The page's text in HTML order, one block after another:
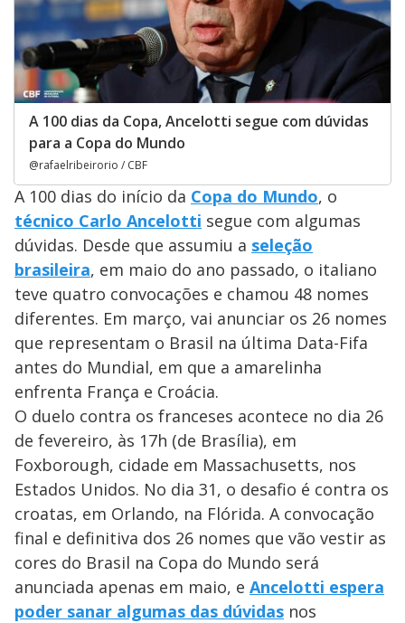
A 100 dias da Copa, Ancelotti segue com dúvidas
para a Copa do Mundo
@rafaelribeirorio / CBF
A 100 dias do início da Copa do Mundo, o
técnico Carlo Ancelotti segue com algumas
dúvidas. Desde que assumiu a seleção
brasileira, em maio do ano passado, o italiano
teve quatro convocações e chamou 48 nomes
diferentes. Em março, vai anunciar os 26 nomes
que representam o Brasil na última Data-Fifa
antes do Mundial, em que a amarelinha
enfrenta França e Croácia.
O duelo contra os franceses acontece no dia 26
de fevereiro, às 17h (de Brasília), em
Foxborough, cidade em Massachusetts, nos
Estados Unidos. No dia 31, o desafio é contra os
croatas, em Orlando, na Flórida. A convocação
final e definitiva dos 26 nomes que vão vestir as
cores do Brasil na Copa do Mundo será
anunciada apenas em maio, e Ancelotti espera
poder sanar algumas das dúvidas nos